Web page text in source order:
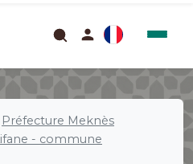
Préfecture Meknès
- commune